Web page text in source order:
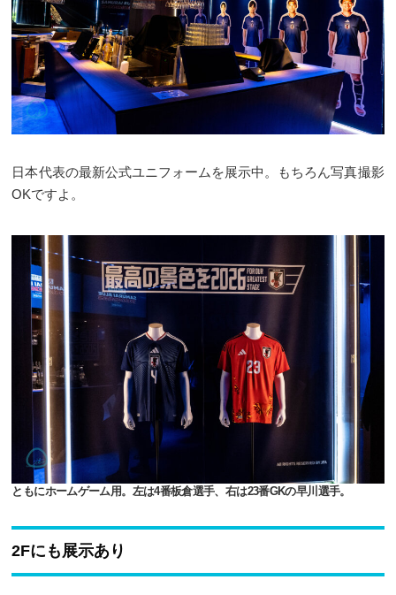
日本代表の最新公式ユニフォームを展示中。もちろん写真撮影
OKですよ。
ともにホームゲーム用。左は4番板倉選手、右は23番GKの早川選手。
2Fにも展示あり